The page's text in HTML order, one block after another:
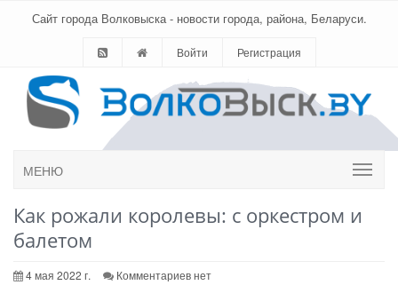
Сайт города Волковыска - новости города, района, Беларуси.
Войти Регистрация
МЕНЮ
Как рожали королевы: с оркестром и
балетом
4 мая 2022 г. Комментариев нет